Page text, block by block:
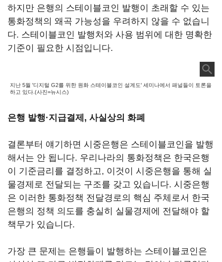
하지만 은행의 스테이블코인 발행이 초래할 수 있는
통화정책의 왜곡 가능성을 우려하지 않을 수 없습니
다. 스테이블코인 발행처와 사용 범위에 대한 명확한
기준이 필요한 시점입니다.
지난 5월 '디지털 G2를 위한 원화 스테이블코인 설계도' 세미나에서 패널들이 토론을
하고 있다.(사진=뉴시스)
은행 발행·지급결제, 사실상의 화폐
결론부터 얘기하면 시중은행은 스테이블코인을 발행
해서는 안 됩니다. 우리나라의 통화정책은 한국은행
이 기준금리를 결정하고, 이것이 시중은행을 통해 실
물경제로 전달되는 구조를 갖고 있습니다. 시중은행
은 이러한 통화정책 전달경로의 핵심 주체로서 한국
은행의 정책 의도를 충실히 실물경제에 전달해야 할
책무가 있습니다.
가장 큰 문제는 은행들이 발행하는 스테이블코인은